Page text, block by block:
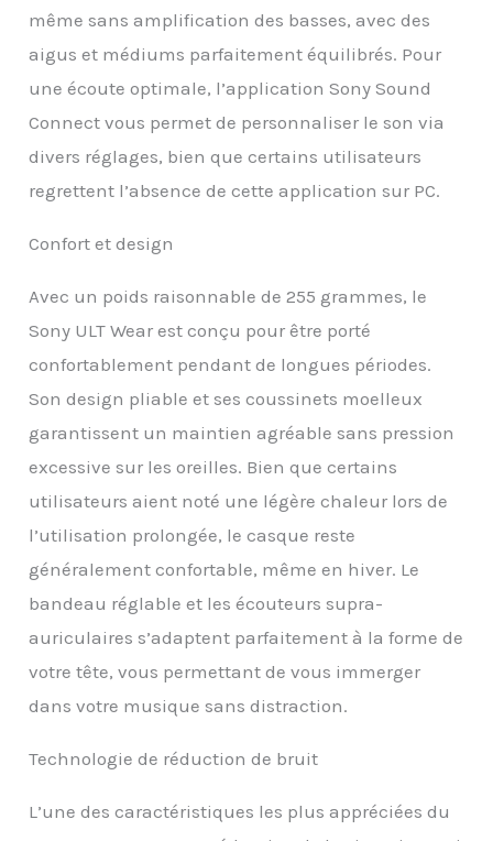
appuyant sur le bouton
ULT. Deep Bass ajoute
encore plus de
profondeur aux basses
fréquences, tandis que
Attack Bass augmente
l’énergie du son.
AVEC MODE AMBIANT :
musique grâce à la
réduction de bruit, ou
restez attentif à votre
environnement avec le
mode Son Ambiant.
ÉCOUTE CONFORTABLE
ET STYLE : Ce casque
circum-aural est conçu
pour un confort optimal,
même lors d’une
L’étui de transport
compact et résistant
partout facilement.
APPELS D’UNE CLARTÉ
de microphones
Beamforming et de la
Voice Pickup, ULT WEAR
clairs, même dans des
même sans amplification des basses, avec des
aigus et médiums parfaitement équilibrés. Pour
une écoute optimale, l’application Sony Sound
Connect vous permet de personnaliser le son via
divers réglages, bien que certains utilisateurs
regrettent l’absence de cette application sur PC.
Confort et design
Avec un poids raisonnable de 255 grammes, le
Sony ULT Wear est conçu pour être porté
confortablement pendant de longues périodes.
Son design pliable et ses coussinets moelleux
garantissent un maintien agréable sans pression
excessive sur les oreilles. Bien que certains
utilisateurs aient noté une légère chaleur lors de
l’utilisation prolongée, le casque reste
généralement confortable, même en hiver. Le
bandeau réglable et les écouteurs supra-
auriculaires s’adaptent parfaitement à la forme de
votre tête, vous permettant de vous immerger
dans votre musique sans distraction.
Technologie de réduction de bruit
L’une des caractéristiques les plus appréciées du